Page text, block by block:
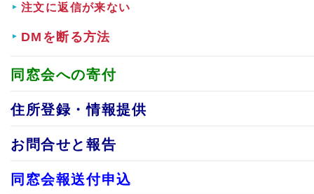
注文に返信が来ない
DMを断る方法
同窓会への寄付
住所登録・情報提供
お問合せと報告
同窓会報送付申込